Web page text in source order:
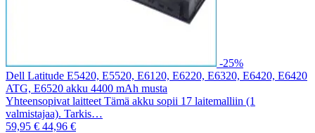
-25%
Dell Latitude E5420, E5520, E6120, E6220, E6320, E6420, E6420
ATG, E6520 akku 4400 mAh musta
Yhteensopivat laitteet Tämä akku sopii 17 laitemalliin (1
valmistajaa). Tarkis…
59,95 € 44,96 €